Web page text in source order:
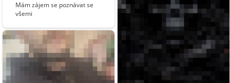
Mám zájem se poznávat se
všemi